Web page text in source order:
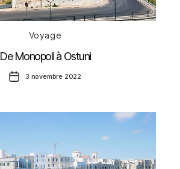
Catégories
Voyage
De Monopoli à Ostuni
Date3 novembre 2022